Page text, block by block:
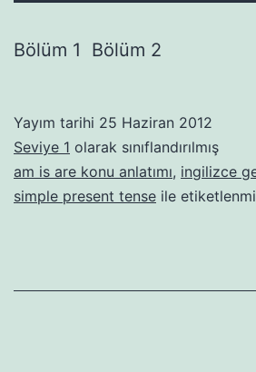
Bölüm 1 Bölüm 2
Yayım tarihi 25 Haziran 2012
Seviye 1 olarak sınıflandırılmış
am is are konu anlatımı, ingilizce
simple present tense ile